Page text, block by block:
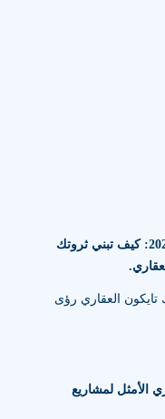
الاستثمار العقاري في مصر 2025: كيف تبني ثروتك
تايكون العقاري رؤى
الأمثل لمشاريع